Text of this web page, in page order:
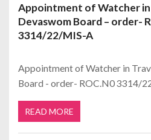
Appointment of Watcher
Devaswom Board – order-
3314/22/MIS-A
Appointment of Watcher in
Board - order- ROC.N0 3314/
READ MORE